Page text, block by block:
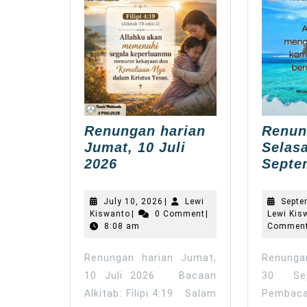
Renungan harian
Jumat, 10 Juli
2026
Jumat,
10
Juli
July 10, 2026 July
10,
Lewi
Kiswanto Lewi
Kiswanto
0 Comment
8:08 am
Renungan harian Jumat,
10 Juli 2026 Bacaan
Alkitab: Filipi 4:19 Salam
Lewi
30